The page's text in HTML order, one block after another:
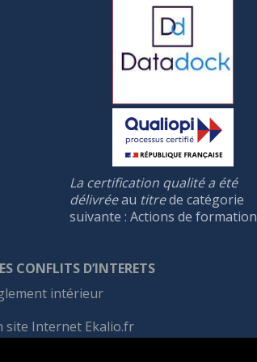
La certification qualité a été
délivréeau titrede catégorie
suivante : Actions de formation
CONFLITS D’INTERETS
intérieur
site Internet Ekalio.fr
légales